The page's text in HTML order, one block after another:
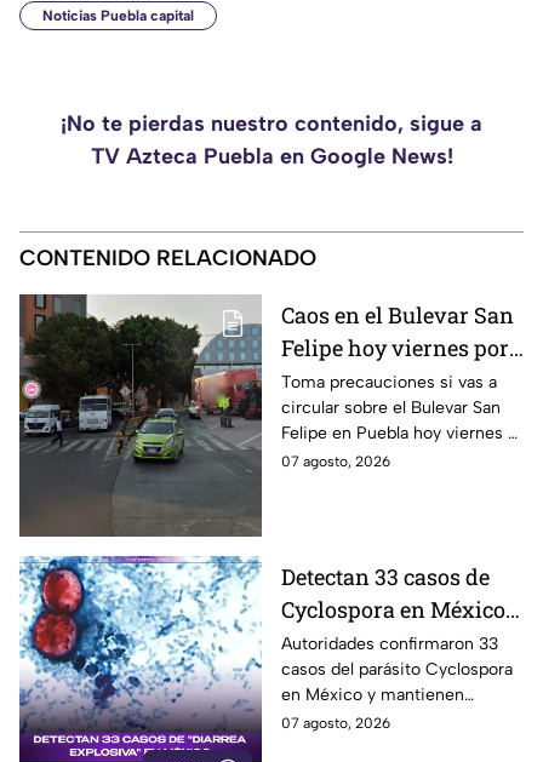
Noticias Puebla capital
¡No te pierdas nuestro contenido, sigue a
TV Azteca Puebla en Google News!
CONTENIDO RELACIONADO
Caos en el Bulevar San
Felipe hoy viernes por
CARAMBOLA de
camiones refresqueros
Toma precauciones si vas a
circular sobre el Bulevar San
Felipe en Puebla hoy viernes 7
de agosto de 2026 ya que se
07 agosto, 2026
Detectan 33 casos de
Cyclospora en México
diarrea explosiva
Autoridades confirmaron 33
casos del parásito Cyclospora
en México y mantienen
vigilancia epidemiológica, con
07 agosto, 2026